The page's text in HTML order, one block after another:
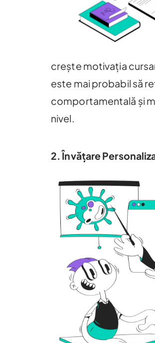
crește motivația
este mai probabil să
comportamentală și
nivel.
2. Învățare